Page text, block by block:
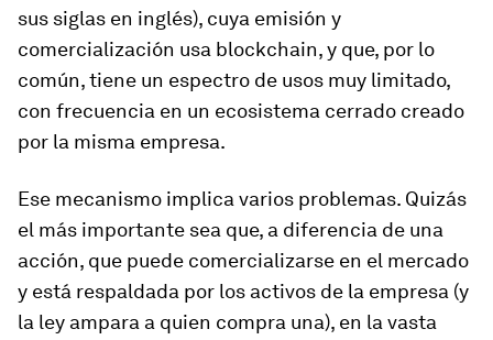
sus siglas en inglés), cuya emisión y
comercialización usa blockchain, y que, por lo
común, tiene un espectro de usos muy limitado,
con frecuencia en un ecosistema cerrado creado
por la misma empresa.
Ese mecanismo implica varios problemas. Quizás
el más importante sea que, a diferencia de una
acción, que puede comercializarse en el mercado
y está respaldada por los activos de la empresa (y
la ley ampara a quien compra una), en la vasta